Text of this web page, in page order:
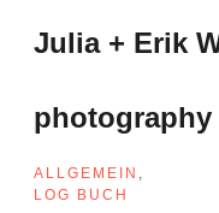
Inhalt
Julia + Erik
photography
ALLGEMEIN ,
LOG BUCH